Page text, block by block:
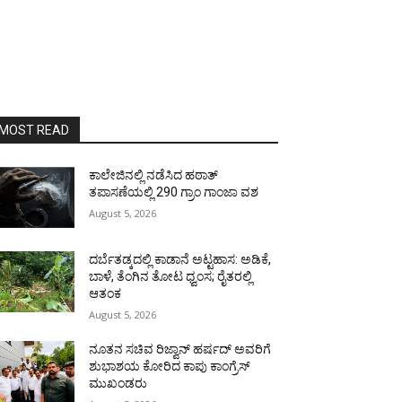
READ
ಕಾಲೇಜಿನಲ್ಲಿ ನಡೆಸಿದ ಹಠಾತ್
ತಪಾಸಣೆಯಲ್ಲಿ 290 ಗ್ರಾಂ ಗಾಂಜಾ ವಶ
August 5, 2026
ದರ್ಬೆತಡ್ಕದಲ್ಲಿ ಕಾಡಾನೆ ಅಟ್ಟಹಾಸ: ಅಡಿಕೆ,
ಬಾಳೆ, ತೆಂಗಿನ ತೋಟ ಧ್ವಂಸ; ರೈತರಲ್ಲಿ
ಆತಂಕ
August 5, 2026
ನೂತನ ಸಚಿವ ರಿಜ್ವಾನ್ ಹರ್ಷದ್ ಅವರಿಗೆ
ಶುಭಾಶಯ ಕೋರಿದ ಕಾಪು ಕಾಂಗ್ರೆಸ್
ಮುಖಂಡರು